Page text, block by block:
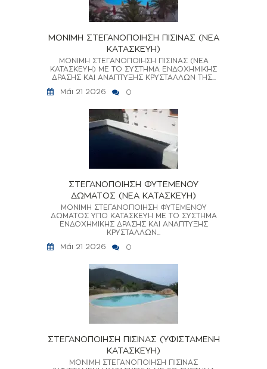
ΜΟΝΙΜΗ ΣΤΕΓΑΝΟΠΟΙΗΣΗ ΠΙΣΙΝΑΣ (ΝΕΑ
ΚΑΤΑΣΚΕΥΗ)
ΜΟΝΙΜΗ ΣΤΕΓΑΝΟΠΟΙΗΣΗ ΠΙΣΙΝΑΣ (ΝΕΑ
ΚΑΤΑΣΚΕΥΗ) ΜΕ ΤΟ ΣΥΣΤΗΜΑ ΕΝΔΟΧΗΜΙΚΗΣ
ΔΡΑΣΗΣ ΚΑΙ ΑΝΑΠΤΥΞΗΣ ΚΡΥΣΤΑΛΛΩΝ ΤΗΣ...
Μάι 21 2026
0
ΣΤΕΓΑΝΟΠΟΙΗΣΗ ΦΥΤΕΜΕΝΟΥ
ΔΩΜΑΤΟΣ (ΝΕΑ ΚΑΤΑΣΚΕΥΗ)
ΜΟΝΙΜΗ ΣΤΕΓΑΝΟΠΟΙΗΣΗ ΦΥΤΕΜΕΝΟΥ
ΔΩΜΑΤΟΣ ΥΠΟ ΚΑΤΑΣΚΕΥΗ ΜΕ ΤΟ ΣΥΣΤΗΜΑ
ΕΝΔΟΧΗΜΙΚΗΣ ΔΡΑΣΗΣ ΚΑΙ ΑΝΑΠΤΥΞΗΣ
ΚΡΥΣΤΑΛΛΩΝ...
Μάι 21 2026
0
ΣΤΕΓΑΝΟΠΟΙΗΣΗ ΠΙΣΙΝΑΣ (ΥΦΙΣΤΑΜΕΝΗ
ΚΑΤΑΣΚΕΥΗ)
ΜΟΝΙΜΗ ΣΤΕΓΑΝΟΠΟΙΗΣΗ ΠΙΣΙΝΑΣ